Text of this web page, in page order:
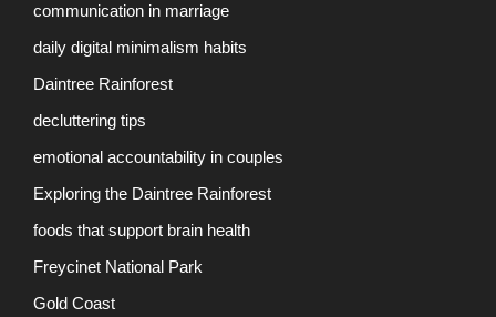
communication in marriage
daily digital minimalism habits
Daintree Rainforest
decluttering tips
emotional accountability in couples
Exploring the Daintree Rainforest
foods that support brain health
Freycinet National Park
Gold Coast